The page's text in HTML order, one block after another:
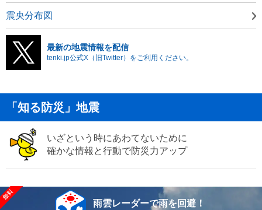
震央分布図
最新の地震情報を配信
tenki.jp公式X（旧Twitter）をご利用ください。
「知る防災」地震
いざという時にあわてないために
確かな情報と行動で防災力アップ
雨雲レーダーで雨を回避！